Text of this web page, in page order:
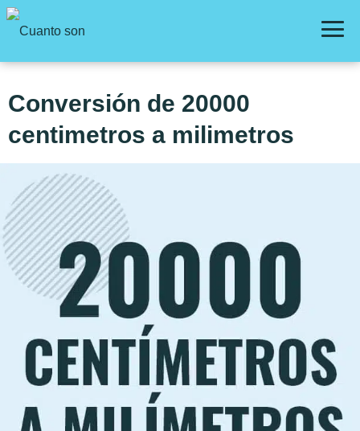
Conversión de 20000
centimetros a milimetros